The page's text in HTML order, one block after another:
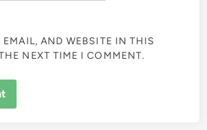
EMAIL, AND WEBSITE IN THIS
NEXT TIME I COMMENT.